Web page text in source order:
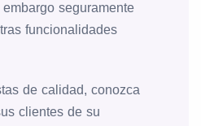
seguramente
funcionalidades
de calidad, conozca
clientes de su